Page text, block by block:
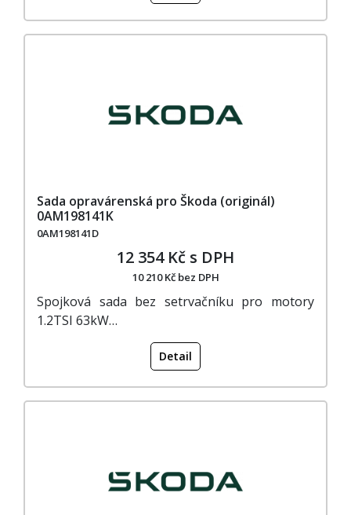
Sada opravárenská pro Škoda (originál)
0AM198141K
0AM198141D
12 354 Kč s DPH
10 210 Kč bez DPH
Spojková sada bez setrvačníku pro motory
1.2TSI 63kW…
Detail